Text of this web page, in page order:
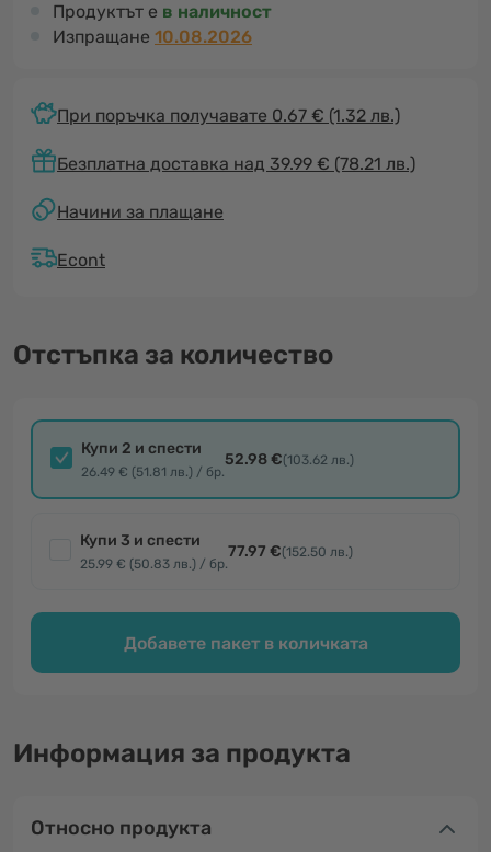
Продуктът е в наличност
Изпращане 10.08.2026
При поръчка получавате 0.67 € (1.32 лв.)
Безплатна доставка над 39.99 € (78.21 лв.)
Начини за плащане
Econt
Отстъпка за количество
Купи 2 и спести
26.49 € (51.81 лв.) / бр.
52.98 €(103.62 лв.)
Купи 3 и спести
25.99 € (50.83 лв.) / бр.
77.97 €(152.50 лв.)
Добавете пакет в количката
Информация за продукта
Относно продукта